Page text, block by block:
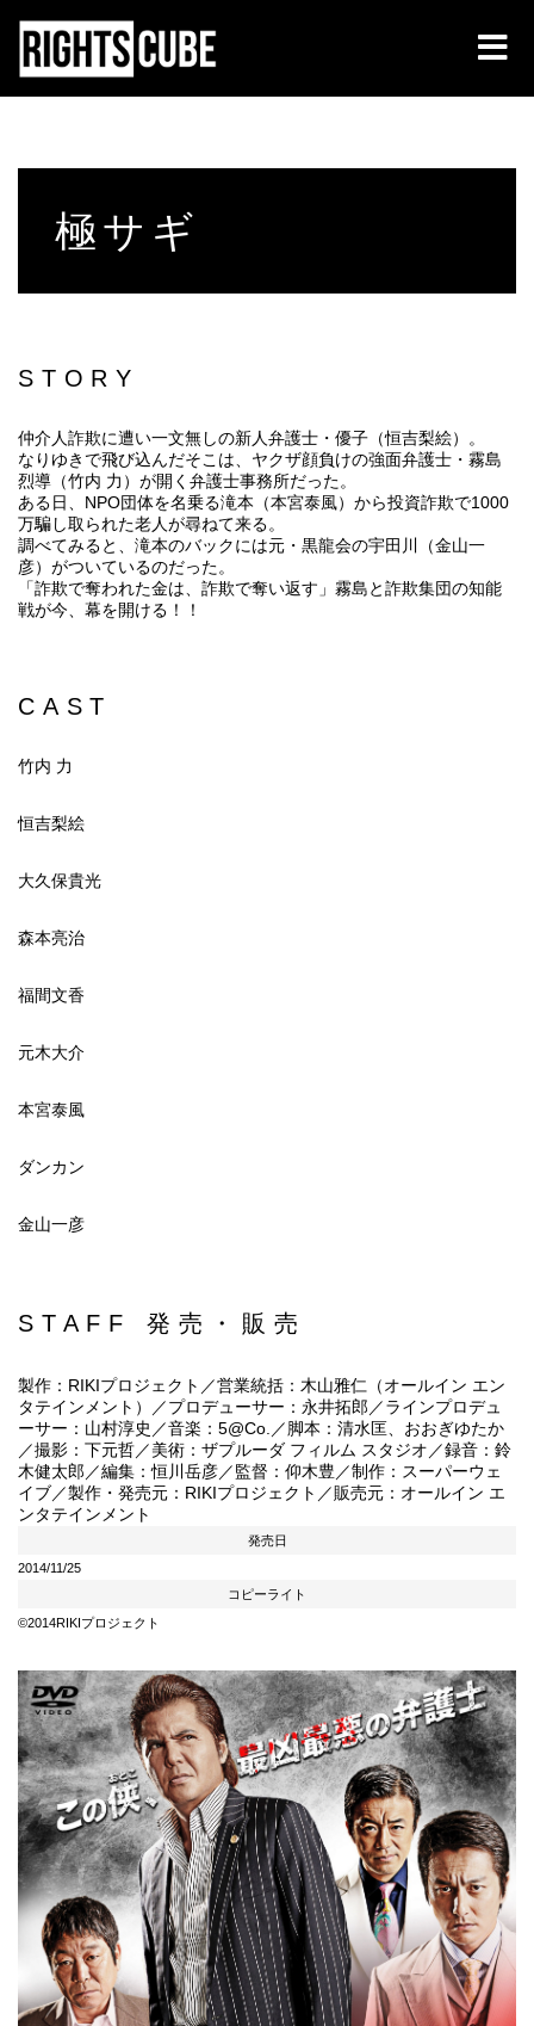
極サギ
STORY
仲介人詐欺に遭い一文無しの新人弁護士・優子（恒吉梨絵）。
なりゆきで飛び込んだそこは、ヤクザ顔負けの強面弁護士・霧島
烈導（竹内 力）が開く弁護士事務所だった。
ある日、NPO団体を名乗る滝本（本宮泰風）から投資詐欺で1000
万騙し取られた老人が尋ねて来る。
調べてみると、滝本のバックには元・黒龍会の宇田川（金山一
彦）がついているのだった。
「詐欺で奪われた金は、詐欺で奪い返す」霧島と詐欺集団の知能
戦が今、幕を開ける！！
CAST
竹内 力
恒吉梨絵
大久保貴光
森本亮治
福間文香
元木大介
本宮泰風
ダンカン
金山一彦
STAFF 発売・販売
製作：RIKIプロジェクト／営業統括：木山雅仁（オールイン エン
タテインメント）／プロデューサー：永井拓郎／ラインプロデュ
ーサー：山村淳史／音楽：5@Co.／脚本：清水匡、おおぎゆたか
／撮影：下元哲／美術：ザプルーダ フィルム スタジオ／録音：鈴
木健太郎／編集：恒川岳彦／監督：仰木豊／制作：スーパーウェ
イブ／製作・発売元：RIKIプロジェクト／販売元：オールイン エ
ンタテインメント
発売日
2014/11/25
コピーライト
©2014RIKIプロジェクト